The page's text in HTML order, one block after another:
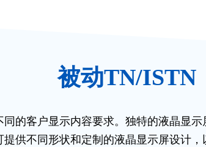
被动TN/ISTN
的客户显示内容要求。独特的液晶显
供不同形状和定制的液晶显示屏设计，